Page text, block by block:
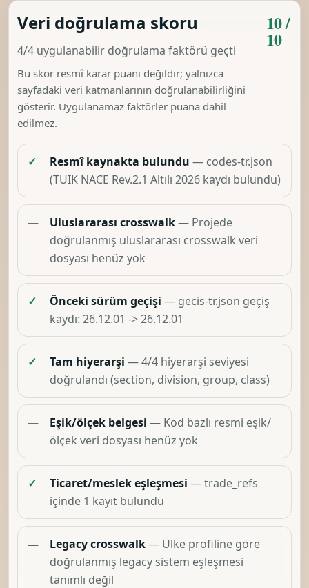
Veri doğrulama skoru
4/4 uygulanabilir doğrulama faktörü geçti
Bu skor resmî karar puanı değildir; yalnızca
sayfadaki veri katmanlarının doğrulanabilirliğini
gösterir. Uygulanamaz faktörler puana dahil
edilmez.
10 /
10
✓ Resmî kaynakta bulundu — codes-tr.json
(TUIK NACE Rev.2.1 Altılı 2026 kaydı bulundu)
— Uluslararası crosswalk— Projede
doğrulanmış uluslararası crosswalk veri
dosyası henüz yok
✓ Önceki sürüm geçişi — gecis-tr.json geçiş
kaydı: 26.12.01 -> 26.12.01
✓ Tam hiyerarşi — 4/4 hiyerarşi seviyesi
doğrulandı (section, division, group, class)
— Eşik/ölçek belgesi — Kod bazlı resmi eşik/
ölçek veri dosyası henüz yok
✓ Ticaret/meslek eşleşmesi — trade_refs
içinde 1 kayıt bulundu
— Legacy crosswalk— Ülke profiline göre
doğrulanmış legacy sistem eşleşmesi
tanımlı değil